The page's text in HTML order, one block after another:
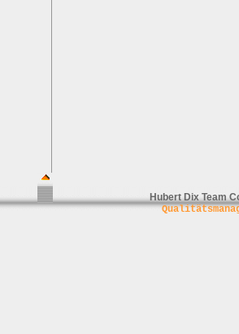
Hubert Dix Team